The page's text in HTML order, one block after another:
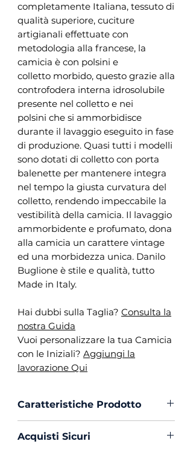
completamente Italiana, tessuto di
qualità superiore, cuciture
artigianali effettuate con
metodologia alla francese, la
camicia è con polsini e
colletto morbido, questo grazie alla
controfodera interna idrosolubile
presente nel colletto e nei
polsini che si ammorbidisce
durante il lavaggio eseguito in fase
di produzione. Quasi tutti i modelli
sono dotati di colletto con porta
balenette per mantenere integra
nel tempo la giusta curvatura del
colletto, rendendo impeccabile la
vestibilità della camicia. Il lavaggio
ammorbidente e profumato, dona
alla camicia un carattere vintage
ed una morbidezza unica. Danilo
Buglione è stile e qualità, tutto
Made in Italy.
Hai dubbi sulla Taglia? Consulta la
nostra Guida
Vuoi personalizzare la tua Camicia
con le Iniziali? Aggiungi la
lavorazione Qui
Caratteristiche Prodotto
Collo : Francese
Acquisti Sicuri